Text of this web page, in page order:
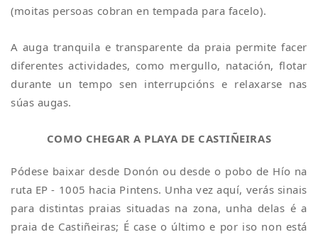
(moitas persoas cobran en tempada para facelo).
A auga tranquila e transparente da praia permite facer
diferentes actividades, como mergullo, natación, flotar
durante un tempo sen interrupcións e relaxarse nas
súas augas.
COMO CHEGAR A PLAYA DE CASTIÑEIRAS
Pódese baixar desde Donón ou desde o pobo de Hío na
ruta EP - 1005 hacia Pintens. Unha vez aquí, verás sinais
para distintas praias situadas na zona, unha delas é a
praia de Castiñeiras; É case o último e por iso non está